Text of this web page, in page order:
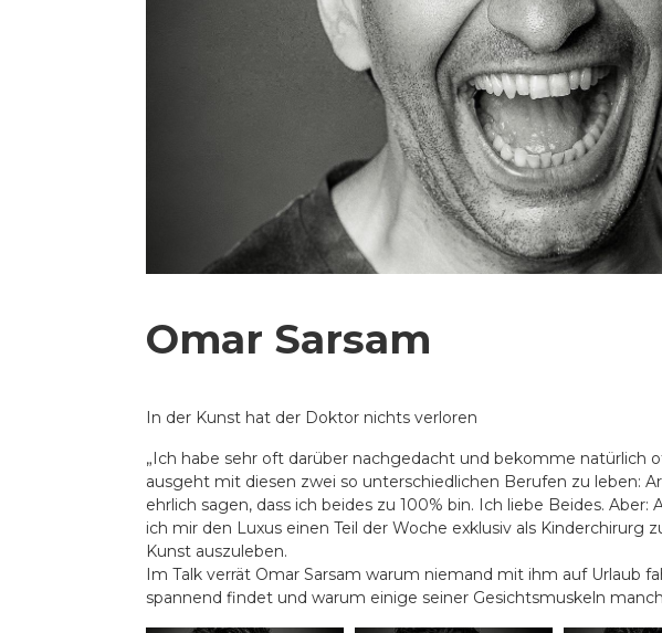
Omar Sarsam
In der Kunst hat der Doktor nichts verloren
„Ich habe sehr oft darüber nachgedacht und bekomme natürlich
ausgeht mit diesen zwei so unterschiedlichen Berufen zu leben:
ehrlich sagen, dass ich beides zu 100% bin. Ich liebe Beides.
ich mir den Luxus einen Teil der Woche exklusiv als Kinderchirurg
Kunst auszuleben.
Im Talk verrät Omar Sarsam warum niemand mit ihm auf Urlaub
spannend findet und warum einige seiner Gesichtsmuskeln